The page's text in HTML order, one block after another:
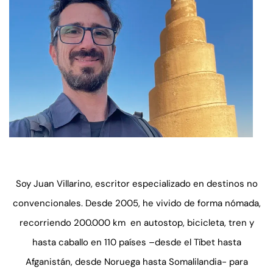
Soy Juan Villarino, escritor especializado en destinos no
convencionales. Desde 2005, he vivido de forma nómada,
recorriendo 200.000 km en autostop, bicicleta, tren y
hasta caballo en 110 países –desde el Tíbet hasta
Afganistán, desde Noruega hasta Somalilandia- para